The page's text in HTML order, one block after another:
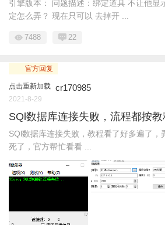
引擎版本： 问题描述：绑定道具 不让他显
定怎么弄？ 现在只可以 去掉开 ...
7488 22
官方回复
点击重新加载 cr170985
2021-8-29
SQl数据库连接失败，流程都按教
SQl数据库连接失败，教程看了好多遍了，
死了，官方帮忙看看 ...